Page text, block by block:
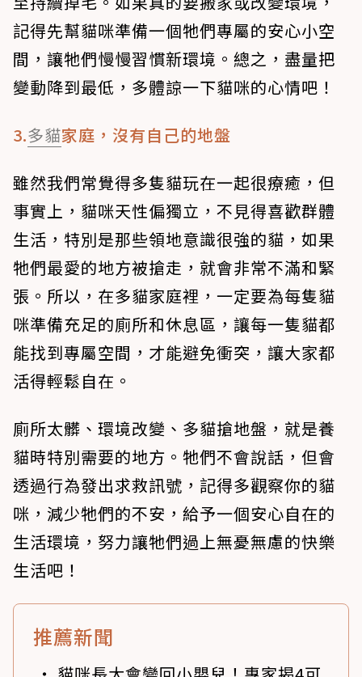
記得先幫貓咪準備一個牠們專屬的安心小空
間，讓牠們慢慢習慣新環境。總之，盡量把
變動降到最低，多體諒一下貓咪的心情吧！
3.多貓家庭，沒有自己的地盤
雖然我們常覺得多隻貓玩在一起很療癒，但
事實上，貓咪天性偏獨立，不見得喜歡群體
生活，特別是那些領地意識很強的貓，如果
牠們最愛的地方被搶走，就會非常不滿和緊
張。所以，在多貓家庭裡，一定要為每隻貓
咪準備充足的廁所和休息區，讓每一隻貓都
能找到專屬空間，才能避免衝突，讓大家都
活得輕鬆自在。
廁所太髒、環境改變、多貓搶地盤，就是養
貓時特別需要的地方。牠們不會說話，但會
透過行為發出求救訊號，記得多觀察你的貓
咪，減少牠們的不安，給予一個安心自在的
生活環境，努力讓牠們過上無憂無慮的快樂
生活吧！
推薦新聞